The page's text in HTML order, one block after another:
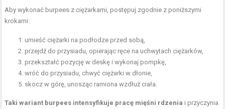
Aby wykonać burpees z ciężarkami, postępuj zgodnie z poniższymi
krokami:
umieść ciężarki na podłodze przed sobą,
przejdź do przysiadu, opierając ręce na uchwytach ciężarków,
przekształć pozycję w deskę i wykonaj pompkę,
wróć do przysiadu, chwyć ciężarki w dłonie,
skocz w górę, unosząc ramiona wzdłuż ciała.
Taki wariant burpees intensyfikuje pracę mięśni rdzenia i przyczynia